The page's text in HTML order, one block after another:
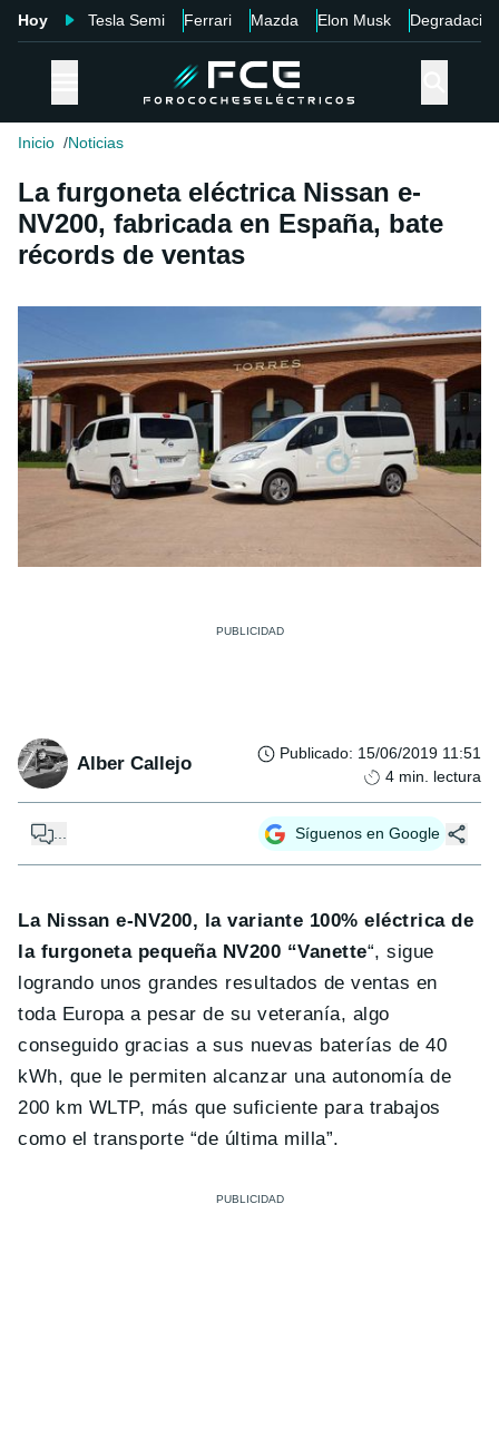
Hoy Tesla Semi Ferrari Mazda Elon Musk Degradación
Inicio Noticias
La furgoneta eléctrica Nissan e-
NV200, fabricada en España, bate
récords de ventas
Alber Callejo Publicado: 15/06/2019 11:51
4 min. lectura
... Síguenos en Google
La Nissan e-NV200, la variante 100% eléctrica de
la furgoneta pequeña NV200 “Vanette“, sigue
logrando unos grandes resultados de ventas en
toda Europa a pesar de su veteranía, algo
conseguido gracias a sus nuevas baterías de 40
kWh, que le permiten alcanzar una autonomía de
200 km WLTP, más que suficiente para trabajos
como el transporte “de última milla”.